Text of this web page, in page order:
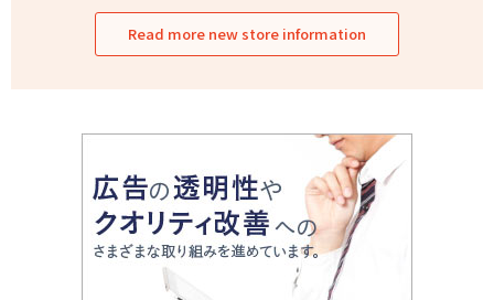
Read more new store information